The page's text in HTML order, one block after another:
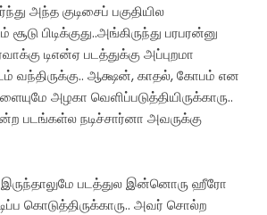
அந்த குடிசைப் பகுதியில
சூடு பிடிக்குது..அங்கிருந்து பரபரன்னு
டிஎன்ஏ படத்துக்கு அப்புறமா
வந்திருக்கு.. ஆக்ஷன், காதல், கோபம் என
அழகா வெளிப்படுத்தியிருக்காரு..
படங்கள்ல நடிச்சார்னா அவருக்கு
படத்துல இன்னொரு ஹீரோ‌
கொடுத்திருக்காரு.. அவர் சொல்ற